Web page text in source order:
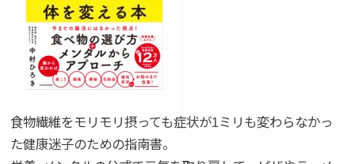
食物繊維をモリモリ摂っても症状が1ミリも変わらなかっ
た健康迷子のための指南書。